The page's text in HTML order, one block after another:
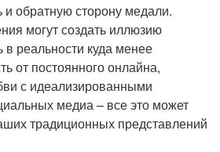
и обратную сторону медали.
могут создать иллюзию
в реальности куда менее
от постоянного онлайна,
с идеализированными
медиа – все это может
традиционных представлений